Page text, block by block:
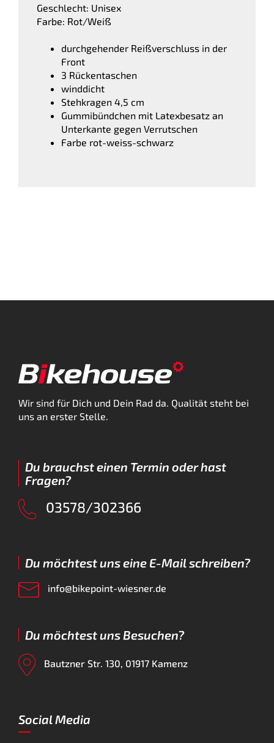
Geschlecht: Unisex
Farbe: Rot/Weiß
durchgehender Reißverschluss in der
Front
3 Rückentaschen
winddicht
Stehkragen 4,5 cm
Gummibündchen mit Latexbesatz an
Unterkante gegen Verrutschen
Farbe rot-weiss-schwarz
Wir sind für Dich und Dein Rad da. Qualität steht bei
uns an erster Stelle.
Du brauchst einen Termin oder hast
Fragen?
03578/302366
Du möchtest uns eine E-Mail schreiben?
info@bikepoint-wiesner.de
Du möchtest uns Besuchen?
Bautzner Str. 130, 01917 Kamenz
Social Media